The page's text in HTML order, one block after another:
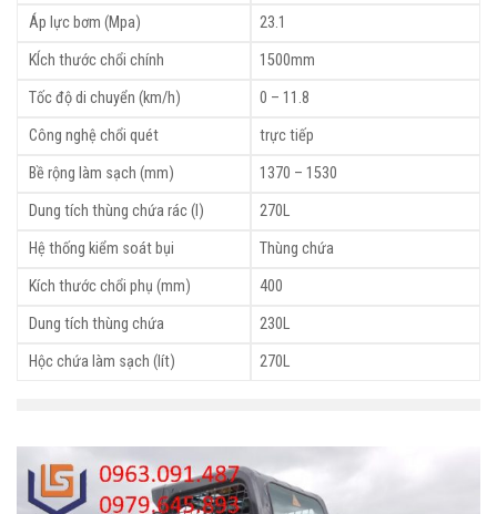
Áp lực bơm (Mpa)
23.1
KÍch thước chổi chính
1500mm
Tốc độ di chuyển (km/h)
0 – 11.8
Công nghệ chổi quét
trực tiếp
Bề rộng làm sạch (mm)
1370 – 1530
Dung tích thùng chứa rác (l)
270L
Hệ thống kiểm soát bụi
Thùng chứa
Kích thước chổi phụ (mm)
400
Dung tích thùng chứa
230L
Hộc chứa làm sạch (lít)
270L